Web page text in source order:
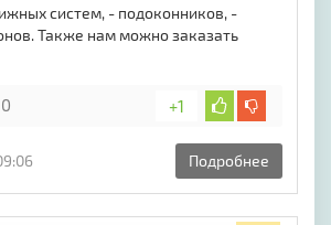
систем, - подоконников, -
Также нам можно заказать
0 +1
Подробнее